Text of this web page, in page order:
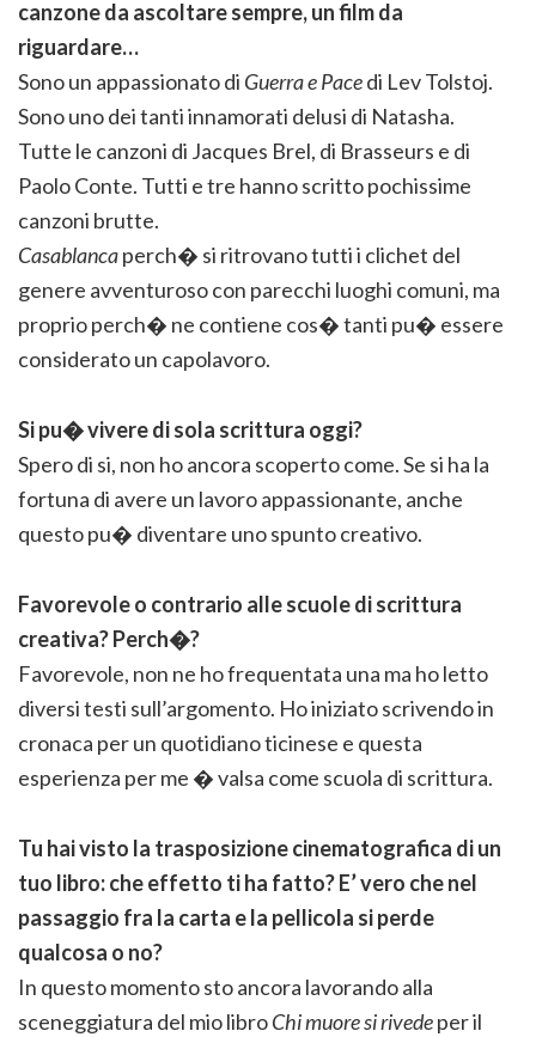
canzone da ascoltare sempre, un film da
riguardare…
Sono un appassionato di Guerra e Pacedi Lev Tolstoj.
Sono uno dei tanti innamorati delusi di Natasha.
Tutte le canzoni di Jacques Brel, di Brasseurs e di
Paolo Conte. Tutti e tre hanno scritto pochissime
canzoni brutte.
Casablancaperch� si ritrovano tutti i clichet del
genere avventuroso con parecchi luoghi comuni, ma
proprio perch� ne contiene cos� tanti pu� essere
considerato un capolavoro.
Si pu� vivere di sola scrittura oggi?
Spero di si, non ho ancora scoperto come. Se si ha la
fortuna di avere un lavoro appassionante, anche
questo pu� diventare uno spunto creativo.
Favorevole o contrario alle scuole di scrittura
creativa? Perch�?
Favorevole, non ne ho frequentata una ma ho letto
diversi testi sull’argomento. Ho iniziato scrivendo in
cronaca per un quotidiano ticinese e questa
esperienza per me � valsa come scuola di scrittura.
Tu hai visto la trasposizione cinematografica di un
tuo libro: che effetto ti ha fatto? E’ vero che nel
passaggio fra la carta e la pellicola si perde
qualcosa o no?
In questo momento sto ancora lavorando alla
sceneggiatura del mio libroChi muore si rivedeper il